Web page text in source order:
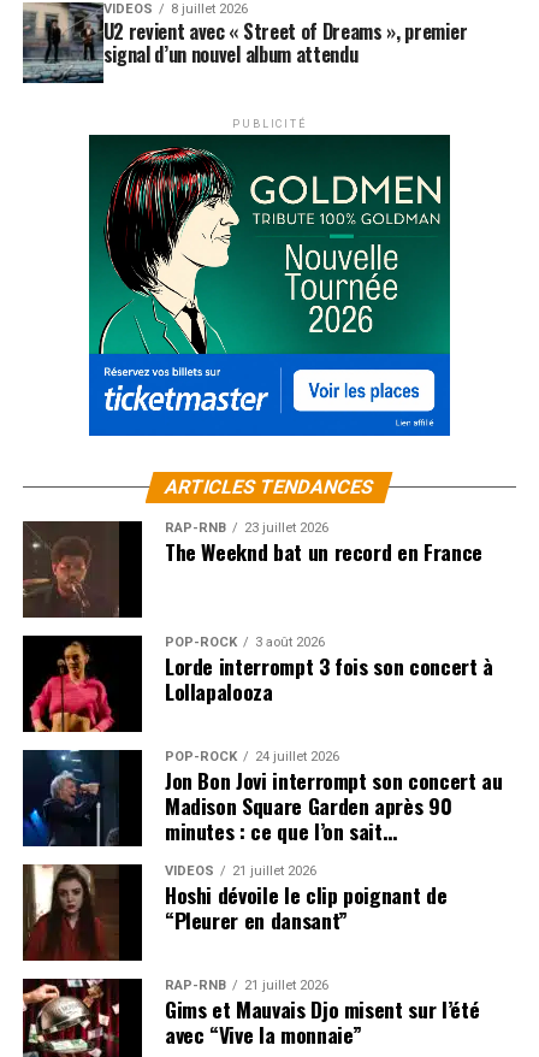
VIDEOS 8 juillet 2026
U2 revient avec « Street of Dreams », premier
signal d’un nouvel album attendu
PUBLICITÉ
ARTICLES TENDANCES
RAP-RNB 23 juillet 2026
The Weeknd bat un record en France
POP-ROCK 3 août 2026
Lorde interrompt 3 fois son concert à
Lollapalooza
POP-ROCK 24 juillet 2026
Jon Bon Jovi interrompt son concert au
Madison Square Garden après 90
minutes : ce que l’on sait…
VIDEOS 21 juillet 2026
Hoshi dévoile le clip poignant de
“Pleurer en dansant”
RAP-RNB 21 juillet 2026
Gims et Mauvais Djo misent sur l’été
avec “Vive la monnaie”